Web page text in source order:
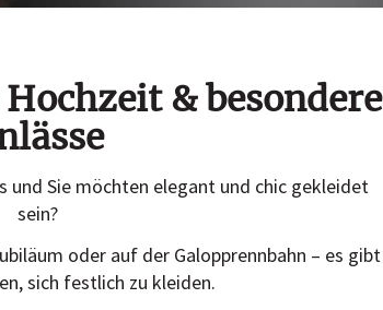
& besondere
und Sie möchten elegant und chic gekleidet
sein?
oder auf der Galopprennbahn – es gibt
sich festlich zu kleiden.